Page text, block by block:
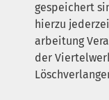
gespei­chert
hier­zu
ar­bei­tung
der